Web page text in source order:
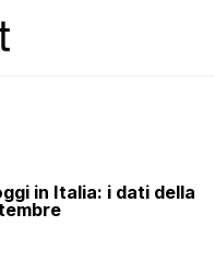
in Italia: i dati della